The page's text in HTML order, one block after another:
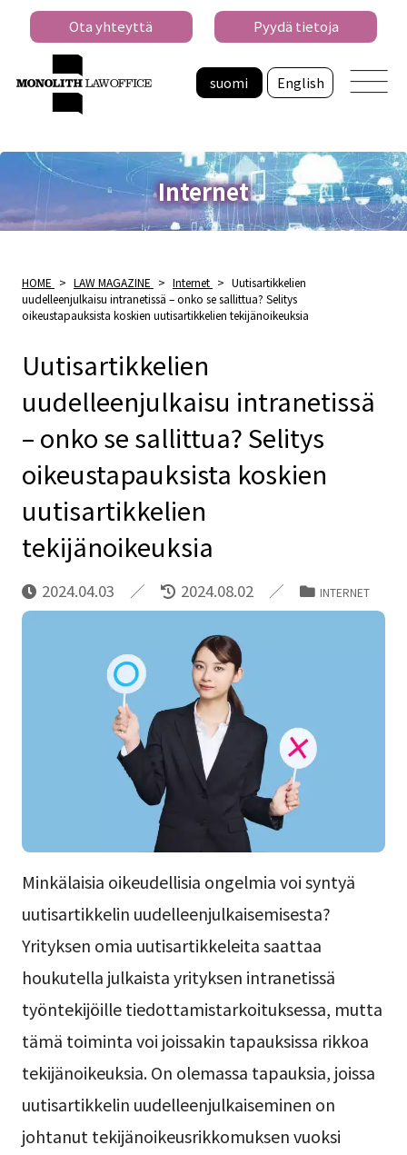
suomi English
Ota yhteyttä Pyydä tietoja
Internet
HOME > LAW MAGAZINE > Internet > Uutisartikkelien
uudelleenjulkaisu intranetissä – onko se sallittua? Selitys
oikeustapauksista koskien uutisartikkelien tekijänoikeuksia
Uutisartikkelien
uudelleenjulkaisu intranetissä
– onko se sallittua? Selitys
oikeustapauksista koskien
uutisartikkelien
tekijänoikeuksia
2024.04.03 2024.08.02 INTERNET
Minkälaisia oikeudellisia ongelmia voi syntyä
uutisartikkelin uudelleenjulkaisemisesta?
Yrityksen omia uutisartikkeleita saattaa
houkutella julkaista yrityksen intranetissä
työntekijöille tiedottamistarkoituksessa, mutta
tämä toiminta voi joissakin tapauksissa rikkoa
tekijänoikeuksia. On olemassa tapauksia, joissa
uutisartikkelin uudelleenjulkaiseminen on
johtanut tekijänoikeusrikkomuksen vuoksi